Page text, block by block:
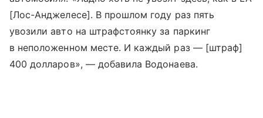
[Лос-Анджелесе]. В прошлом году раз пять
увозили авто на штрафстоянку за паркинг
в неположенном месте. И каждый раз — [штраф]
400 долларов», — добавила Водонаева.